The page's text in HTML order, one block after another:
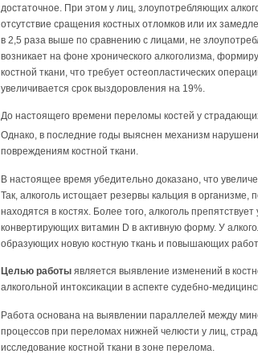
достаточное. При этом у лиц, злоупотребляющих
отсутствие сращения костных отломков или их
в 2,5 раза выше по сравнению с лицами, не
возникает на фоне хронического алкоголизма,
костной ткани, что требует остеопластических
увеличивается срок выздоровления на 19%.
До настоящего времени переломы костей у
Однако, в последние годы выяснен механизм
повреждениям костной ткани.
В настоящее время убедительно доказано, что
Так, алкоголь истощает резервы кальция в
находятся в костях. Более того, алкоголь
конвертирующих витамин D в активную форму. У
образующих новую костную ткань и повышающих
Целью работы является выявление изменений в
алкогольной интоксикации в аспекте судебно-
Работа основана на выявлении параллелей между
процессов при переломах нижней челюсти у лиц,
исследование костной ткани в зоне перелома.